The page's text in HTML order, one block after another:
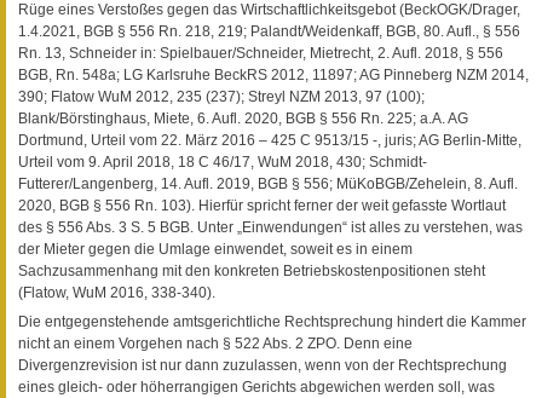
Rüge eines Verstoßes gegen das Wirtschaftlichkeitsgebot (BeckOGK/Drager,
1.4.2021, BGB § 556 Rn. 218, 219; Palandt/Weidenkaff, BGB, 80. Aufl., § 556
Rn. 13, Schneider in: Spielbauer/Schneider, Mietrecht, 2. Aufl. 2018, § 556
BGB, Rn. 548a; LG Karlsruhe BeckRS 2012, 11897; AG Pinneberg NZM 2014,
390; Flatow WuM 2012, 235 (237); Streyl NZM 2013, 97 (100);
Blank/Börstinghaus, Miete, 6. Aufl. 2020, BGB § 556 Rn. 225; a.A. AG
Dortmund, Urteil vom 22. März 2016 – 425 C 9513/15 -, juris; AG Berlin-Mitte,
Urteil vom 9. April 2018, 18 C 46/17, WuM 2018, 430; Schmidt-
Futterer/Langenberg, 14. Aufl. 2019, BGB § 556; MüKoBGB/Zehelein, 8. Aufl.
2020, BGB § 556 Rn. 103). Hierfür spricht ferner der weit gefasste Wortlaut
des § 556 Abs. 3 S. 5 BGB. Unter „Einwendungen“ ist alles zu verstehen, was
der Mieter gegen die Umlage einwendet, soweit es in einem
Sachzusammenhang mit den konkreten Betriebskostenpositionen steht
(Flatow, WuM 2016, 338-340).
Die entgegenstehende amtsgerichtliche Rechtsprechung hindert die Kammer
nicht an einem Vorgehen nach § 522 Abs. 2 ZPO. Denn eine
Divergenzrevision ist nur dann zuzulassen, wenn von der Rechtsprechung
eines gleich- oder höherrangigen Gerichts abgewichen werden soll, was